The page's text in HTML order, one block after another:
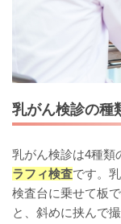
乳がん検診の種
乳がん検診は4種類
ラフィ検査です。
検査台に乗せて板
と、斜めに挟んで